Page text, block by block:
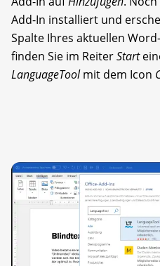
Add-In installiert und
Spalte Ihres aktuellen
finden Sie im ReiterStart
LanguageToolmit dem Icon